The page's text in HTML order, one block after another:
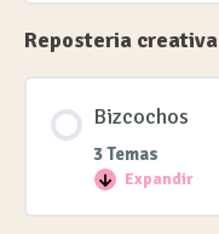
Reposteria creativa
Bizcochos
3 Temas
Expandir